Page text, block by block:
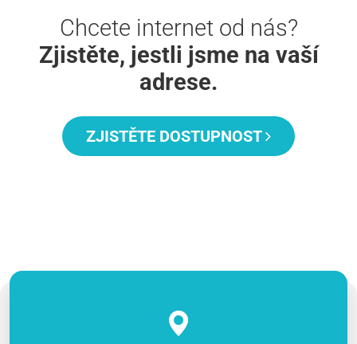
Chcete internet od nás?
Zjistěte, jestli jsme na vaší
adrese.
ZJISTĚTE DOSTUPNOST